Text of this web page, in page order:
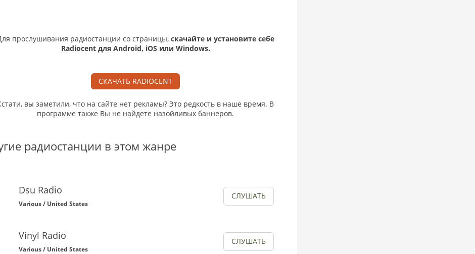
прослушивания радиостанции со страницы, скачайте и установите себе
Radiocent для Android, iOS или Windows.
СКАЧАТЬ RADIOCENT
вы заметили, что на сайте нет рекламы? Это редкость в наше время. В
программе также Вы не найдете назойливых баннеров.
радиостанции в этом жанре
Dsu Radio
Various / United States
СЛУШАТЬ
Vinyl Radio
Various / United States
СЛУШАТЬ